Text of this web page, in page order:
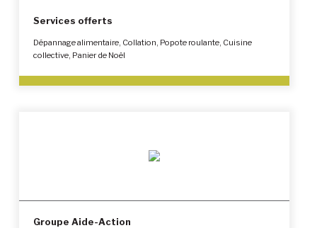
Services offerts
Dépannage alimentaire, Collation, Popote roulante, Cuisine
collective, Panier de Noël
Groupe Aide-Action